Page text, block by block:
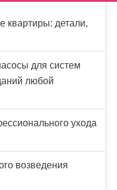
квартиры: детали,
для систем
любой
ухода
возведения